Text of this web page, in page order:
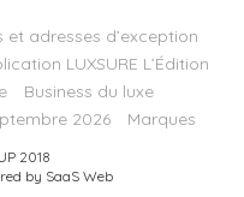
adresses d’exception
LUXSURE L’Édition
Business du luxe
2026
Marques
2018
by SaaS Web